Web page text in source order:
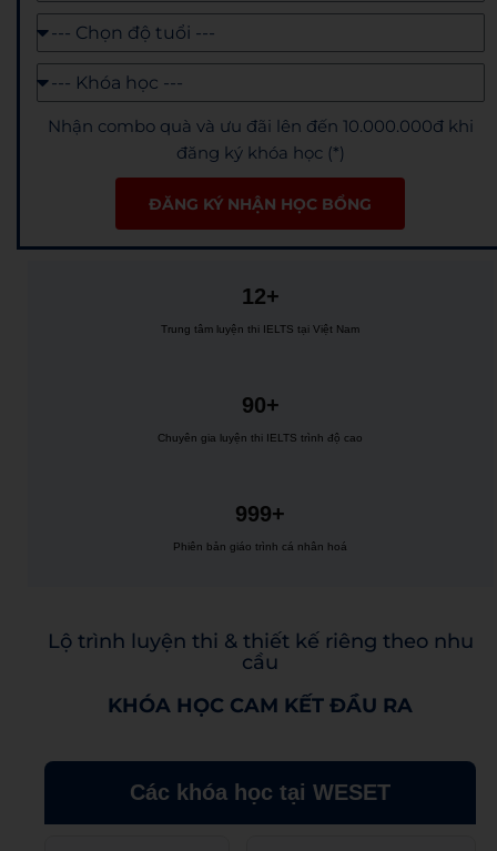
Nhận combo quà và ưu đãi lên đến 10.000.000đ khi
đăng ký khóa học (*)
ĐĂNG KÝ NHẬN HỌC BỔNG
12+
Trung tâm luyện thi IELTS tại Việt Nam
90+
Chuyên gia luyện thi IELTS trình độ cao
999+
Phiên bản giáo trình cá nhân hoá
Lộ trình luyện thi & thiết kế riêng theo nhu
cầu
KHÓA HỌC CAM KẾT ĐẦU RA
Các khóa học tại WESET